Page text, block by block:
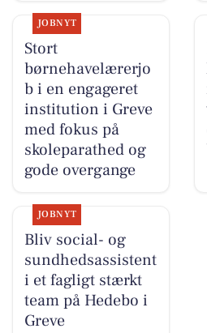
JOBNYT
Stort
børnehavelærerjo
b i en engageret
institution i Greve
med fokus på
skoleparathed og
gode overgange
JOBNYT
Bliv social- og
sundhedsassistent
i et fagligt stærkt
team på Hedebo i
Greve